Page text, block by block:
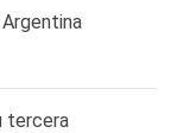
tercera